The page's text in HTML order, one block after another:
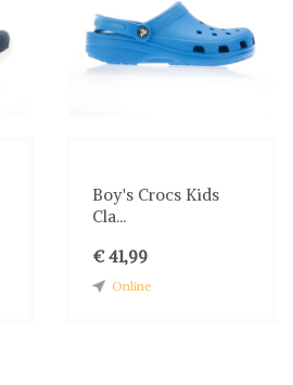
Boy's Crocs Kids
Cla...
€ 41,99
Online